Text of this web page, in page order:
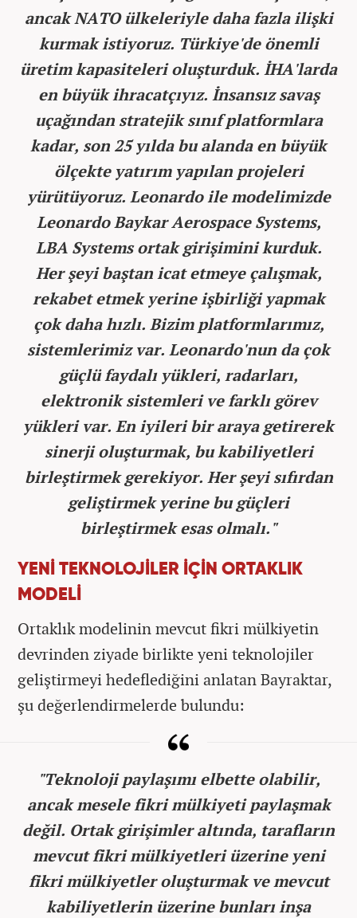
ancak NATO ülkeleriyle daha fazla ilişki
kurmak istiyoruz. Türkiye'de önemli
üretim kapasiteleri oluşturduk. İHA'larda
en büyük ihracatçıyız. İnsansız savaş
uçağından stratejik sınıf platformlara
kadar, son 25 yılda bu alanda en büyük
ölçekte yatırım yapılan projeleri
yürütüyoruz. Leonardo ile modelimizde
Leonardo Baykar Aerospace Systems,
LBA Systems ortak girişimini kurduk.
Her şeyi baştan icat etmeye çalışmak,
rekabet etmek yerine işbirliği yapmak
çok daha hızlı. Bizim platformlarımız,
sistemlerimiz var. Leonardo'nun da çok
güçlü faydalı yükleri, radarları,
elektronik sistemleri ve farklı görev
yükleri var. En iyileri bir araya getirerek
sinerji oluşturmak, bu kabiliyetleri
birleştirmek gerekiyor. Her şeyi sıfırdan
geliştirmek yerine bu güçleri
birleştirmek esas olmalı."
YENİ TEKNOLOJİLER İÇİN ORTAKLIK
MODELİ
Ortaklık modelinin mevcut fikri mülkiyetin
devrinden ziyade birlikte yeni teknolojiler
geliştirmeyi hedeflediğini anlatan Bayraktar,
şu değerlendirmelerde bulundu:
"Teknoloji paylaşımı elbette olabilir,
ancak mesele fikri mülkiyeti paylaşmak
değil. Ortak girişimler altında, tarafların
mevcut fikri mülkiyetleri üzerine yeni
fikri mülkiyetler oluşturmak ve mevcut
kabiliyetlerin üzerine bunları inşa